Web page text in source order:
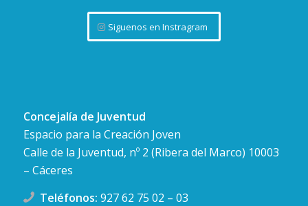
Siguenos en Instragram
Concejalía de Juventud
Espacio para la Creación Joven
Calle de la Juventud, nº 2 (Ribera del Marco) 10003
– Cáceres
Teléfonos: 927 62 75 02 – 03